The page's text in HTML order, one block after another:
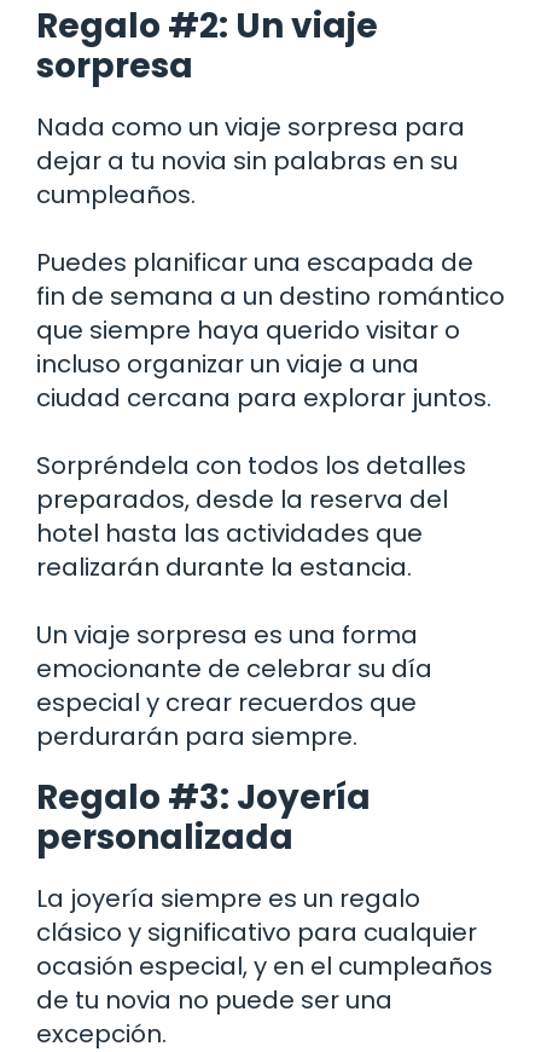
Regalo #2: Un viaje
sorpresa
Nada como un viaje sorpresa para
dejar a tu novia sin palabras en su
cumpleaños.
Puedes planificar una escapada de
fin de semana a un destino romántico
que siempre haya querido visitar o
incluso organizar un viaje a una
ciudad cercana para explorar juntos.
Sorpréndela con todos los detalles
preparados, desde la reserva del
hotel hasta las actividades que
realizarán durante la estancia.
Un viaje sorpresa es una forma
emocionante de celebrar su día
especial y crear recuerdos que
perdurarán para siempre.
Regalo #3: Joyería
personalizada
La joyería siempre es un regalo
clásico y significativo para cualquier
ocasión especial, y en el cumpleaños
de tu novia no puede ser una
excepción.